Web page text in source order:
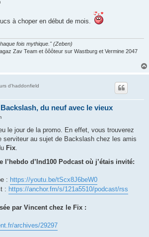
à choper en début de mois.
fois mythique." (Zeben)
Zav Team et ôôôteur sur Wastburg et Vermine 2047
d'haddonfield
du neuf avec le vieux
le jour de la promo. En effet, vous trouverez
serviteur au sujet de Backslash chez les amis
Fix.
l’hebdo d’Ind100 Podcast où j’étais invité:
: https://youtu.be/tScx8J6beW0
: https://anchor.fm/s/121a5510/podcast/rss
par Vincent chez le Fix :
archives/29297